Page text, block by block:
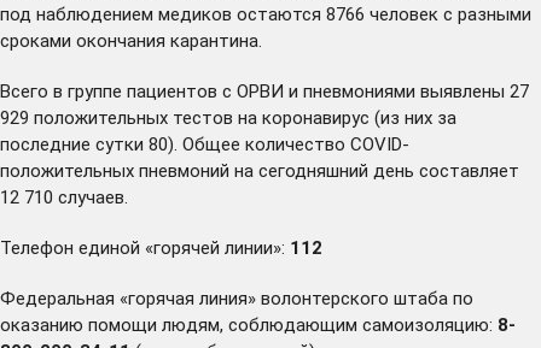
под наблюдением медиков остаются 8766 человек с разными
сроками окончания карантина.
Всего в группе пациентов с ОРВИ и пневмониями выявлены 27
929 положительных тестов на коронавирус (из них за
последние сутки 80). Общее количество COVID-
положительных пневмоний на сегодняшний день составляет
12 710 случаев.
Телефон единой «горячей линии»: 112
Федеральная «горячая линия» волонтерского штаба по
оказанию помощи людям, соблюдающим самоизоляцию: 8-